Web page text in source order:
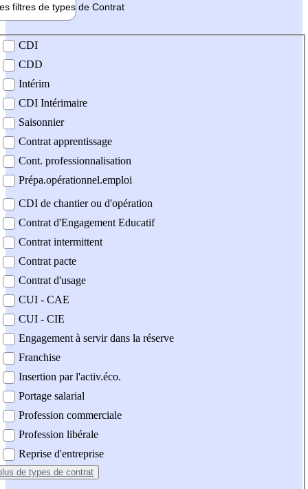
filtres de types de Contrat
contrat
CDI
CDD
Intérim
CDI Intérimaire
Saisonnier
Contrat apprentissage
Cont. professionnalisation
Prépa.opérationnel.emploi
CDI de chantier ou d'opération
Contrat d'Engagement Educatif
Contrat intermittent
Contrat pacte
Contrat d'usage
CUI - CAE
CUI - CIE
Engagement à servir dans la réserve
Franchise
Insertion par l'activ.éco.
Portage salarial
Profession commerciale
Profession libérale
Reprise d'entreprise
de types de contrat